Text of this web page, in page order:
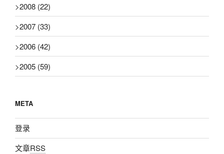
>2008 (22)
>2007 (33)
>2006 (42)
>2005 (59)
META
登录
文章RSS